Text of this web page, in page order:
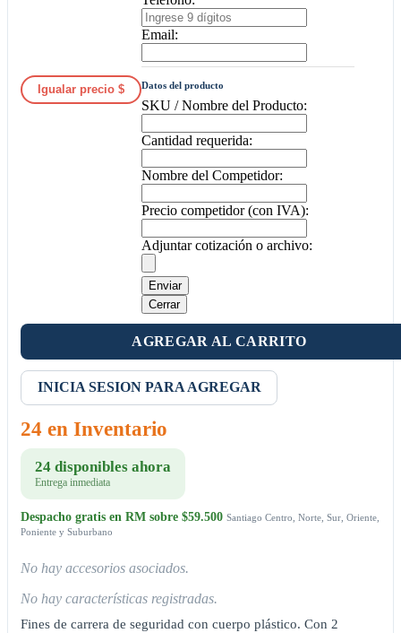
Igualar precio $
Email:
Datos del producto
SKU / Nombre del Producto:
Cantidad requerida:
Nombre del Competidor:
Precio competidor (con IVA):
Adjuntar cotización o archivo:
Enviar
Cerrar
AGREGAR AL CARRITO
INICIA SESION PARA AGREGAR
24 en Inventario
24 disponibles ahora
Entrega inmediata
Despacho gratis en RM sobre $59.500 Santiago Centro, Norte, Sur, Oriente,
Poniente y Suburbano
No hay accesorios asociados.
No hay características registradas.
Fines de carrera de seguridad con cuerpo plástico. Con 2